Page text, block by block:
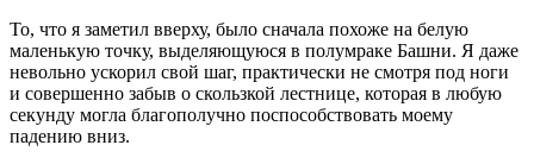
То, что я заметил вверху, было сначала похоже на белую
маленькую точку, выделяющуюся в полумраке Башни. Я даже
невольно ускорил свой шаг, практически не смотря под ноги
и совершенно забыв о скользкой лестнице, которая в любую
секунду могла благополучно поспособствовать моему
падению вниз.